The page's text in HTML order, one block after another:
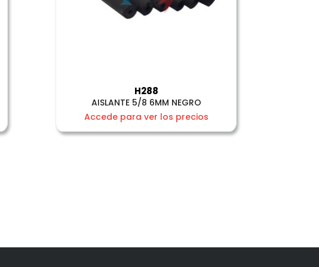
H288
AISLANTE 5/8 6MM NEGRO
Accede para ver los precios